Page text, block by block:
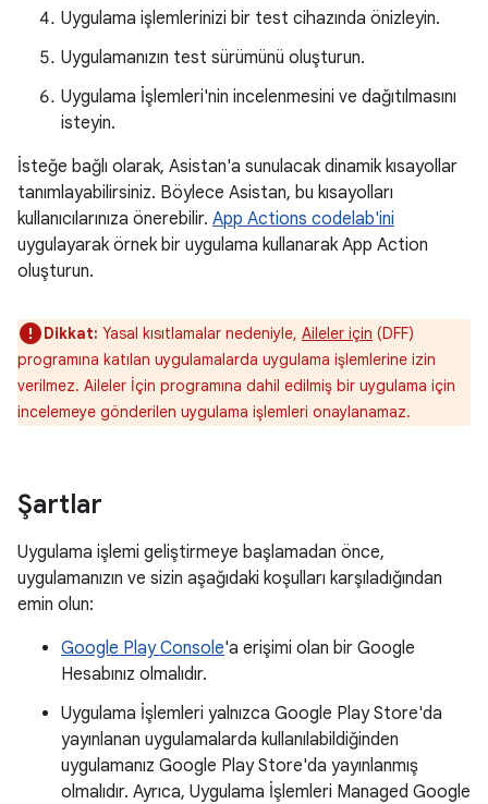
Uygulama işlemlerinizi bir test cihazında önizleyin.
Uygulamanızın test sürümünü oluşturun.
Uygulama İşlemleri'nin incelenmesini ve dağıtılmasını
isteyin.
İsteğe bağlı olarak, Asistan'a sunulacak dinamik kısayollar
tanımlayabilirsiniz. Böylece Asistan, bu kısayolları
kullanıcılarınıza önerebilir. App Actions codelab'ini
uygulayarak örnek bir uygulama kullanarak App Action
oluşturun.
Dikkat: Yasal kısıtlamalar nedeniyle, Aileler için (DFF)
programına katılan uygulamalarda uygulama işlemlerine izin
verilmez. Aileler İçin programına dahil edilmiş bir uygulama için
incelemeye gönderilen uygulama işlemleri onaylanamaz.
Şartlar
Uygulama işlemi geliştirmeye başlamadan önce,
uygulamanızın ve sizin aşağıdaki koşulları karşıladığından
emin olun:
Google Play Console'a erişimi olan bir Google
Hesabınız olmalıdır.
Uygulama İşlemleri yalnızca Google Play Store'da
yayınlanan uygulamalarda kullanılabildiğinden
uygulamanız Google Play Store'da yayınlanmış
olmalıdır. Ayrıca, Uygulama İşlemleri Managed Google